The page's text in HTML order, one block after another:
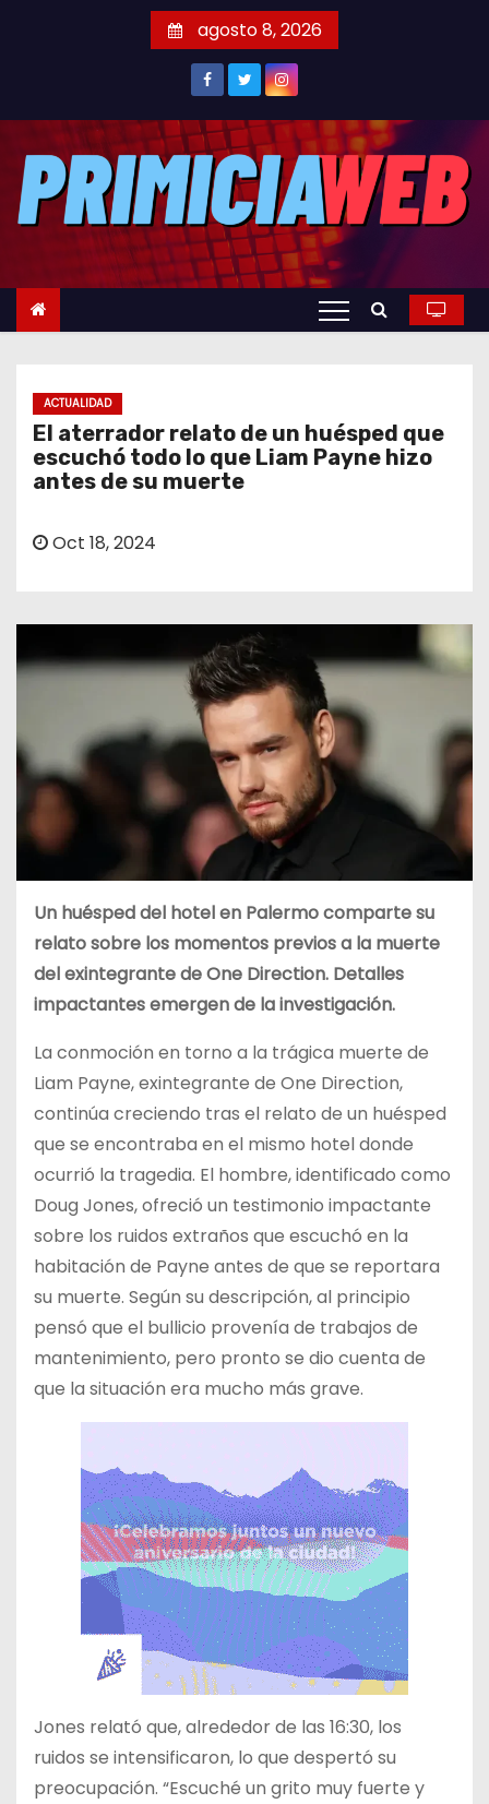
o
agosto 8, 2026
ACTUALIDAD
El aterrador relato de un huésped que
escuchó todo lo que Liam Payne hizo
antes de su muerte
Oct 18, 2024
Un huésped del hotel en Palermo comparte su
relato sobre los momentos previos a la muerte
del exintegrante de One Direction. Detalles
impactantes emergen de la investigación.
La conmoción en torno a la trágica muerte de
Liam Payne, exintegrante de One Direction,
continúa creciendo tras el relato de un huésped
que se encontraba en el mismo hotel donde
ocurrió la tragedia. El hombre, identificado como
Doug Jones, ofreció un testimonio impactante
sobre los ruidos extraños que escuchó en la
habitación de Payne antes de que se reportara
su muerte. Según su descripción, al principio
pensó que el bullicio provenía de trabajos de
mantenimiento, pero pronto se dio cuenta de
que la situación era mucho más grave.
Jones relató que, alrededor de las 16:30, los
ruidos se intensificaron, lo que despertó su
preocupación. “Escuché un grito muy fuerte y